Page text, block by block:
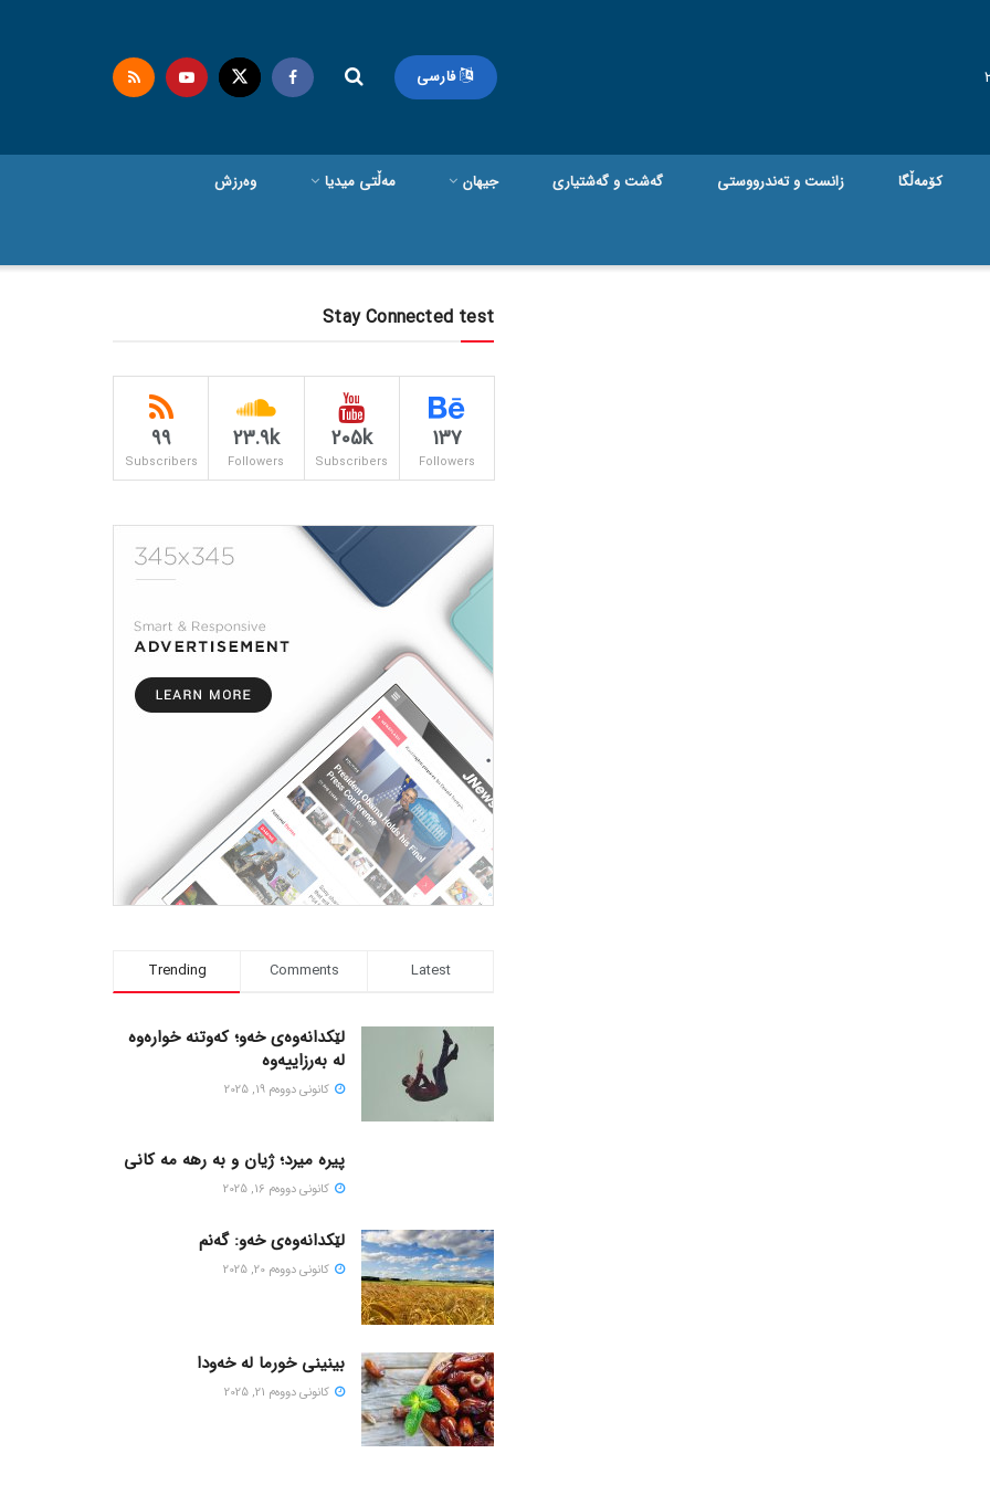
فارسی
کۆمەڵگا زانست و تەندرووستی گه‌شت و گه‌شتیاری جیهان مەڵتی میدیا وەرزش
Stay Connected test
137
Followers
205k
Subscribers
23.9k
Followers
99
Subscribers
Trending Comments Latest
لێکدانەوەی خەو؛ کەوتنە خوارەوە
لە بەرزاییەوە
كانونی دووه‌م 19, 2025
پیره میرد؛ ژیان و به رهه مه کانی
كانونی دووه‌م 16, 2025
لێکدانەوەی خەو: گەنم
كانونی دووه‌م 20, 2025
بینینی خورما لە خەودا
كانونی دووه‌م 21, 2025